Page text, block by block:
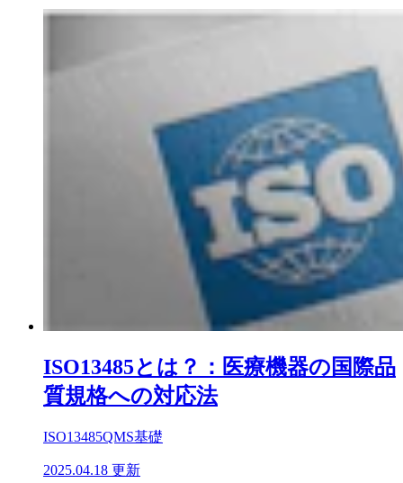
ISO13485とは？：医療機器の国際品
質規格への対応法
ISO13485QMS基礎
2025.04.18 更新